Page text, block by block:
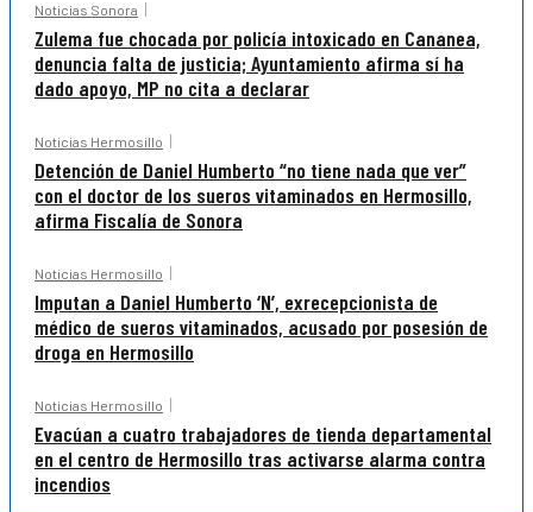
Noticias Sonora
Zulema fue chocada por policía intoxicado en Cananea,
denuncia falta de justicia; Ayuntamiento afirma sí ha
dado apoyo, MP no cita a declarar
Noticias Hermosillo
Detención de Daniel Humberto “no tiene nada que ver”
con el doctor de los sueros vitaminados en Hermosillo,
afirma Fiscalía de Sonora
Noticias Hermosillo
Imputan a Daniel Humberto ‘N’, exrecepcionista de
médico de sueros vitaminados, acusado por posesión de
droga en Hermosillo
Noticias Hermosillo
Evacúan a cuatro trabajadores de tienda departamental
en el centro de Hermosillo tras activarse alarma contra
incendios